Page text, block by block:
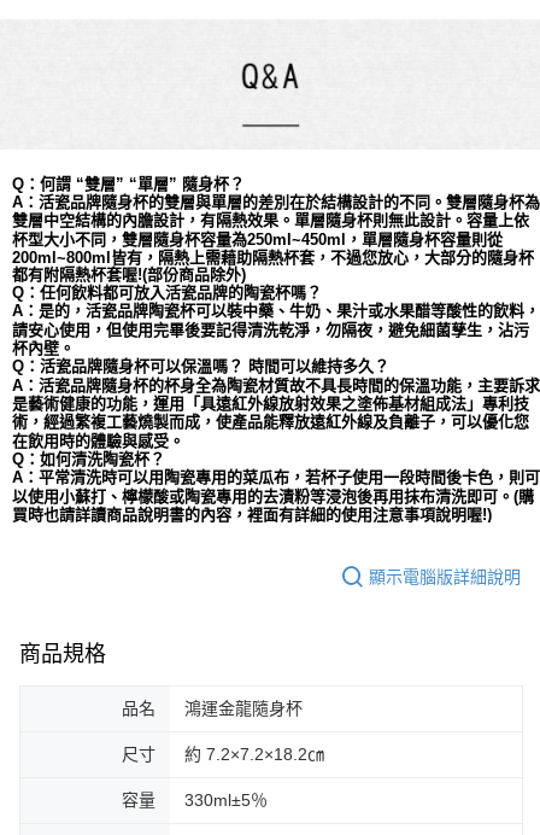
Q：何謂 “雙層” “單層” 隨身杯？
A：活瓷品牌隨身杯的雙層與單層的差別在於結構設計的不同。雙層隨身杯為
雙層中空結構的內膽設計，有隔熱效果。單層隨身杯則無此設計。容量上依
杯型大小不同， 雙層隨身杯容量為250ml~450ml，單層隨身杯容量則從
200ml~800ml皆有，隔熱上需藉助隔熱杯套，不過您放心，大部分的隨身杯
都有附隔熱杯套喔!(部份商品除外)
Q：任何飲料都可放入活瓷品牌的陶瓷杯嗎？
A：是的，活瓷品牌陶瓷杯可以裝中藥、牛奶、果汁或水果醋等酸性的飲料，
請安心使用，但使用完畢後要記得清洗乾淨，勿隔夜，避免細菌孳生，沾污
杯內壁。
Q：活瓷品牌隨身杯可以保溫嗎？ 時間可以維持多久？
A：活瓷品牌隨身杯的杯身全為陶瓷材質故不具長時間的保溫功能，主要訴求
是藝術健康的功能，運用「具遠紅外線放射效果之塗佈基材組成法」專利技
術，經過繁複工藝燒製而成，使產品能釋放遠紅外線及負離子，可以優化您
在飲用時的體驗與感受。
Q：如何清洗陶瓷杯？
A：平常清洗時可以用陶瓷專用的菜瓜布，若杯子使用一段時間後卡色，則可
以使用小蘇打、檸檬酸或陶瓷專用的去漬粉等浸泡後再用抹布清洗即可。(購
買時也請詳讀商品說明書的內容，裡面有詳細的使用注意事項說明喔!)
顯示電腦版詳細說明
商品規格
品名 鴻運金龍隨身杯
尺寸 約 7.2×7.2×18.2㎝
容量 330ml±5％